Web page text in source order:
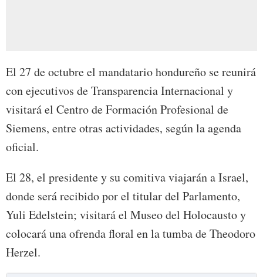
El 27 de octubre el mandatario hondureño se reunirá
con ejecutivos de Transparencia Internacional y
visitará el Centro de Formación Profesional de
Siemens, entre otras actividades, según la agenda
oficial.
El 28, el presidente y su comitiva viajarán a Israel,
donde será recibido por el titular del Parlamento,
Yuli Edelstein; visitará el Museo del Holocausto y
colocará una ofrenda floral en la tumba de Theodoro
Herzel.